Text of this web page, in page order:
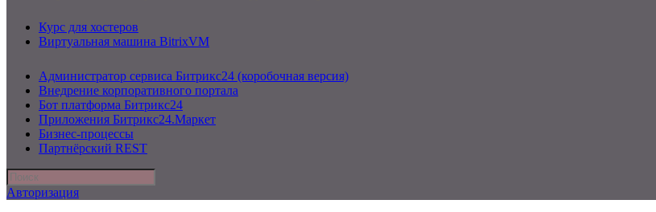
Курс для хостеров
Виртуальная машина BitrixVM
Администратор сервиса Битрикс24 (коробочная версия)
Внедрение корпоративного портала
Бот платформа Битрикс24
Приложения Битрикс24.Маркет
Бизнес-процессы
Партнёрский REST
Авторизация